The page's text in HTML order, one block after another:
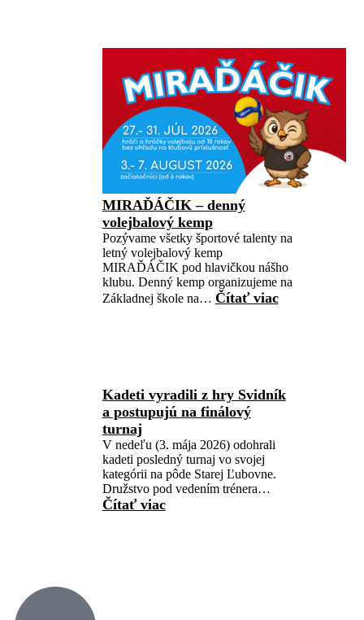
MIRAĎÁČIK – denný
volejbalový kemp
Pozývame všetky športové talenty na
letný volejbalový kemp
MIRAĎÁČIK pod hlavičkou nášho
klubu. Denný kemp organizujeme na
Základnej škole na… Čítať viac
Kadeti vyradili z hry Svidník
a postupujú na finálový
turnaj
V nedeľu (3. mája 2026) odohrali
kadeti posledný turnaj vo svojej
kategórii na pôde Starej Ľubovne.
Družstvo pod vedením trénera…
Čítať viac